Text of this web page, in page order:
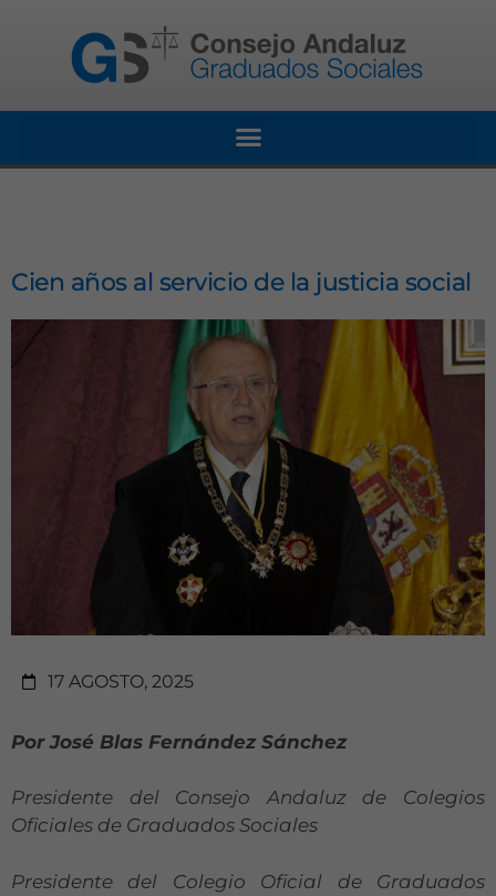
Cien años al servicio de la justicia social
17 AGOSTO, 2025
Por José Blas Fernández Sánchez
Presidente del Consejo Andaluz de Colegios
Oficiales de Graduados Sociales
Presidente del Colegio Oficial de Graduados